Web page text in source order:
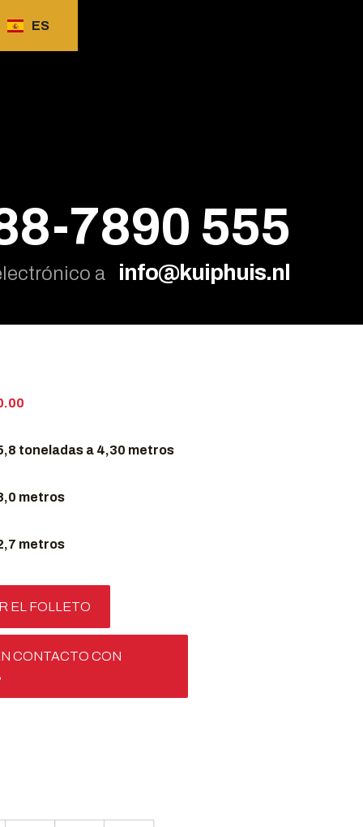
ES
7890 555
a info@kuiphuis.nl
toneladas a 4,30 metros
metros
metros
EL FOLLETO
CONTACTO CON